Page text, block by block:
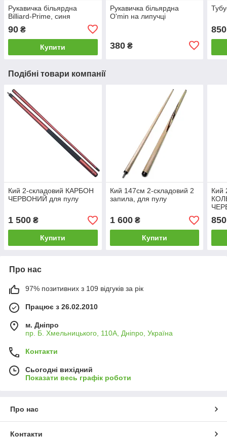
Рукавичка більярдна
Billiard-Prime, синя
90 ₴
Купити
Рукавичка більярдна
O'min на липучці
380₴
850
Подібні товари компанії
Кий 2-складовий КАРБОН
ЧЕРВОНИЙ для пулу
1 500 ₴
Купити
Кий 147см 2-складовий 2
запила, для пулу
1 600₴
Купити
Кий
850
Про нас
97% позитивних з 109 відгуків за рік
Працює з 26.02.2010
м. Дніпро
пр. Б. Хмельницького, 110А, Дніпро, Україна
Контакти
Сьогодні вихідний
Показати весь графік роботи
Про нас
Контакти